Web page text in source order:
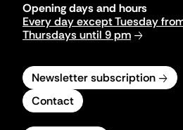
Opening days and hours
Every day except Tuesday
Thursdays until 9 pm
Newsletter subscription
Contact